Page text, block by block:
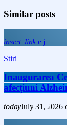
Similar posts
insert_link
Stiri
Inaugurarea
afecțiuni
todayJuly 31, 2026